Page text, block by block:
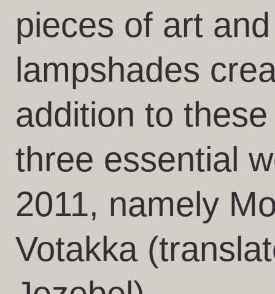
pieces of art
lampshades
addition to these
three essential
2011, namely
Votakka